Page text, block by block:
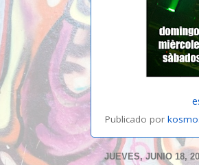
Publicado por
JUEVES, JUNIO 18,